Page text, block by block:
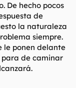
De hecho pocos
de
la naturaleza
siempre.
le ponen delante
de caminar